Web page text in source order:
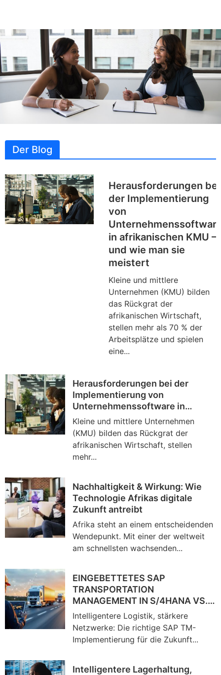
Der Blog
Herausforderungen bei
der Implementierung
von
in afrikanischen KMU —
und wie man sie
meistert
Kleine und mittlere
Unternehmen (KMU) bilden
das Rückgrat der
afrikanischen Wirtschaft,
stellen mehr als 70 % der
Arbeitsplätze und spielen
eine...
Herausforderungen bei der
Implementierung von
Unternehmenssoftware in
afrikanischen KMU — und wie
man sie meistert
Kleine und mittlere Unternehmen
(KMU) bilden das Rückgrat der
afrikanischen Wirtschaft, stellen
mehr...
Nachhaltigkeit & Wirkung: Wie
Technologie Afrikas digitale
Zukunft antreibt
Afrika steht an einem entscheidenden
Wendepunkt. Mit einer der weltweit
am schnellsten wachsenden...
EINGEBETTETES SAP
TRANSPORTATION
MANAGEMENT IN S/4HANA VS.
DEZENTRALISIERTES TM: VOR-
UND NACHTEILE
Intelligentere Logistik, stärkere
Netzwerke: Die richtige SAP TM-
Implementierung für die Zukunft...
Intelligentere Lagerhaltung,